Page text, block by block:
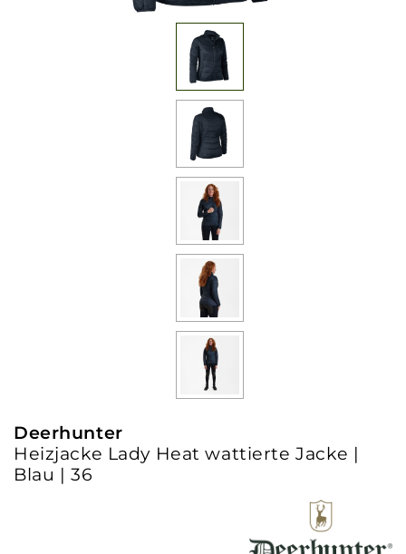
Deerhunter
Heizjacke Lady Heat wattierte Jacke |
Blau | 36